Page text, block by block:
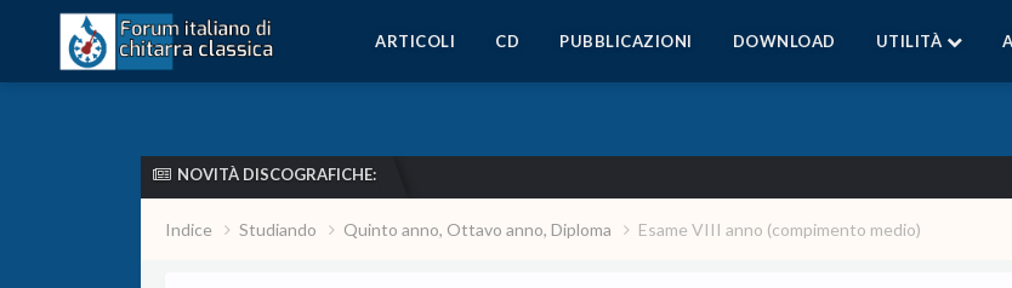
ARTICOLI CD PUBBLICAZIONI DOWNLOAD UTILITÀ
NOVITÀ DISCOGRAFICHE:
Indice Studiando Quinto anno, Ottavo anno, Diploma Esame VIII anno (compimento medio)